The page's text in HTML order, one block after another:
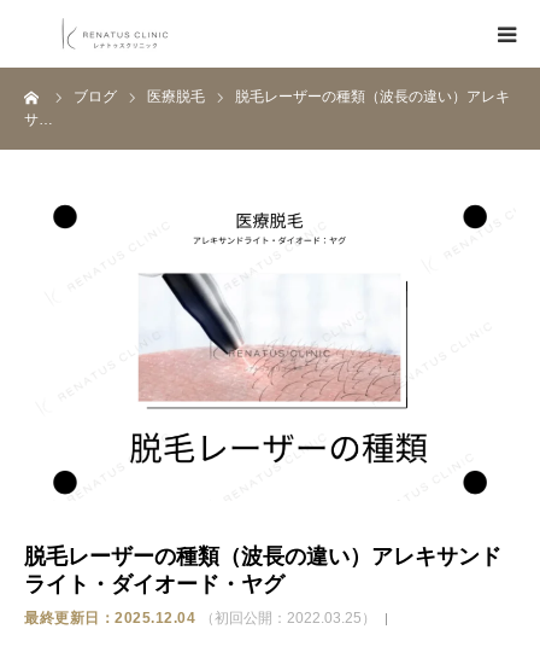
ブログ 医療脱毛
脱毛レーザーの種類（波長の違い）アレキ
サ…
脱毛レーザーの種類（波長の違い）アレキサンド
ライト・ダイオード・ヤグ
最終更新日：2025.12.04 （初回公開：2022.03.25）
HOME
クリニック一覧
ストア